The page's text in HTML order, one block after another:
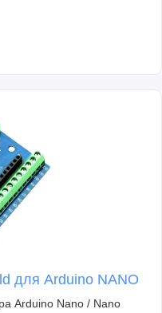
для Arduino NANO
Arduino Nano / Nano